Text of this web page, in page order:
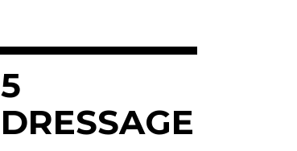
5
DRESSAGE